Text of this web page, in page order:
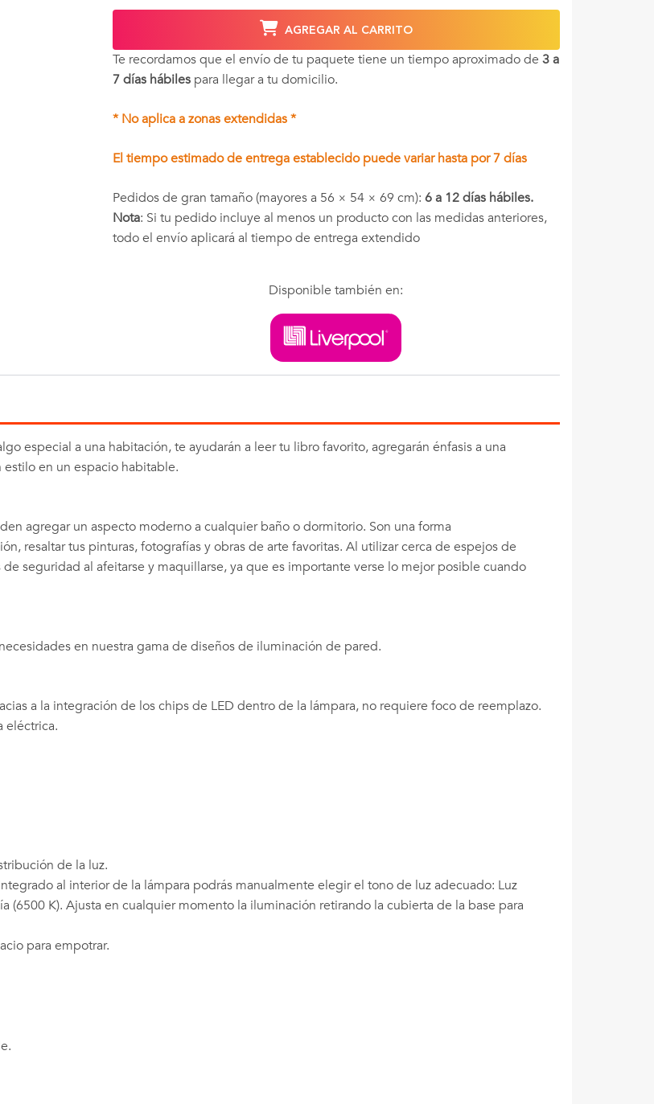
AGREGAR AL CARRITO
Te recordamos que el envío de tu paquete tiene un tiempo aproximado de 3 a
7 días hábilespara llegar a tu domicilio.
* No aplica a zonas extendidas *
El tiempo estimado de entrega establecido puede variar hasta por 7 días
Pedidos de gran tamaño (mayores a 56 × 54 × 69 cm): 6 a 12 días hábiles.
Nota: Si tu pedido incluye al menos un producto con las medidas anteriores,
todo el envío aplicará al tiempo de entrega extendido
Disponible también en:
especial a una habitación, te ayudarán a leer tu libro favorito, agregarán énfasis a una
en un espacio habitable.
agregar un aspecto moderno a cualquier baño o dormitorio. Son una forma
resaltar tus pinturas, fotografías y obras de arte favoritas. Al utilizar cerca de espejos de
seguridad al afeitarse y maquillarse, ya que es importante verse lo mejor posible cuando
en nuestra gama de diseños de iluminación de pared.
a la integración de los chips de LED dentro de la lámpara, no requiere foco de reemplazo.
eléctrica.
de la luz.
al interior de la lámpara podrás manualmente elegir el tono de luz adecuado: Luz
(6500 K). Ajusta en cualquier momento la iluminación retirando la cubierta de la base para
para empotrar.